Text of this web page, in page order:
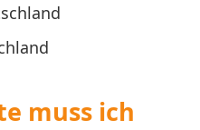
muss ich